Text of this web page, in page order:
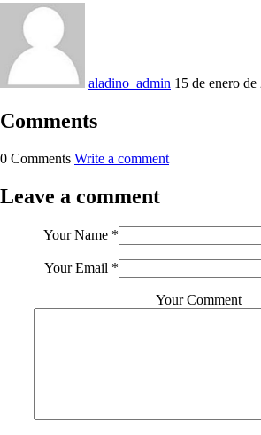
aladino_admin 15 de enero de
Comments
0 Comments Write a comment
Leave a comment
Your Name *
Your Email *
Your Comment